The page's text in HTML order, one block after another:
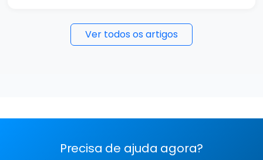
Ver todos os artigos
Precisa de ajuda agora?